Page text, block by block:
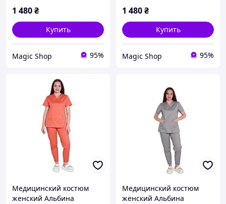
1 480₴
Купить
Magic Shop 95%
1 480₴
Купить
Magic Shop 95%
Медицинский костюм
женский Альбина
Медицинский костюм
женский Альбина